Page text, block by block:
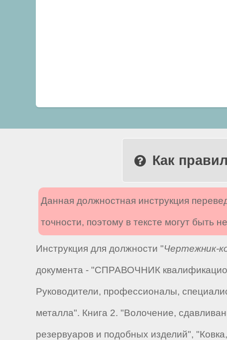
Как
Данная должностная инструкция
точности, поэтому в тексте могут быть
Инструкция для должности "Чертежник-
документа - "СПРАВОЧНИК
Руководители, профессионалы,
металла". Книга 2. "Волочение,
резервуаров и подобных изделий",